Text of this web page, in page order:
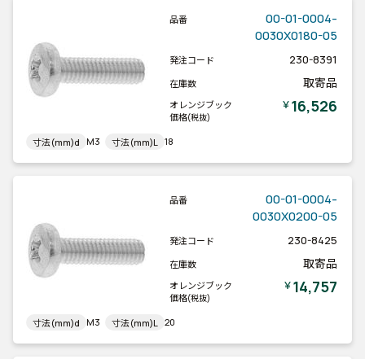
品番
00-01-0004-
0030X0180-05
発注コード 230-8391
在庫数 取寄品
オレンジブック
価格(税抜)
￥16,526
寸法(mm)d M3 寸法(mm)L 18
品番
00-01-0004-
0030X0200-05
発注コード 230-8425
在庫数 取寄品
オレンジブック
価格(税抜)
￥14,757
寸法(mm)d M3 寸法(mm)L 20